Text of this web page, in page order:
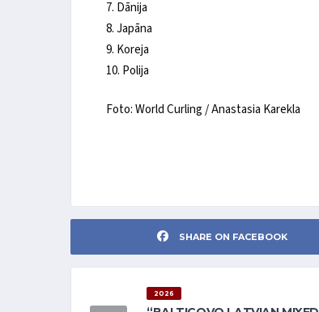
7. Dānija
8. Japāna
9. Koreja
10. Polija
Foto: World Curling / Anastasia Karekla
SHARE ON FACEBOOK
2026